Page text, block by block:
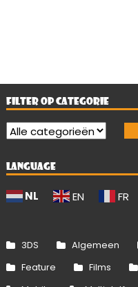
FILTER OP CATEGORIE
LANGUAGE
NL EN FR
3DS Algemeen
Feature
Films